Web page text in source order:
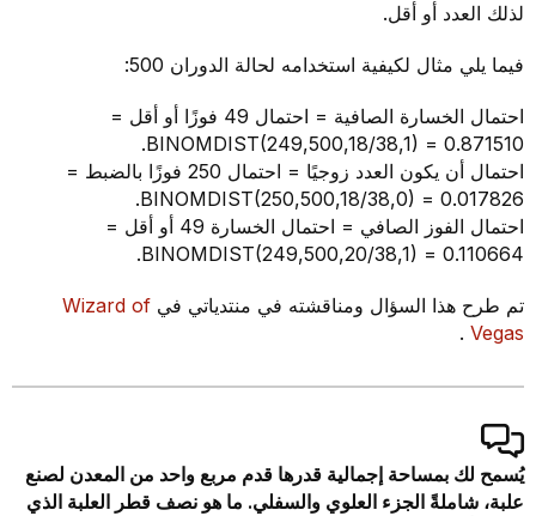
لذلك العدد أو أقل.
فيما يلي مثال لكيفية استخدامه لحالة الدوران 500:
احتمال الخسارة الصافية = احتمال 49 فوزًا أو أقل =
BINOMDIST(249,500,18/38,1) = 0.871510.
احتمال أن يكون العدد زوجيًا = احتمال 250 فوزًا بالضبط =
BINOMDIST(250,500,18/38,0) = 0.017826.
احتمال الفوز الصافي = احتمال الخسارة 49 أو أقل =
BINOMDIST(249,500,20/38,1) = 0.110664.
تم طرح هذا السؤال ومناقشته في منتدياتي في Wizard of
Vegas
.
يُسمح لك بمساحة إجمالية قدرها قدم مربع واحد من المعدن لصنع
علبة، شاملةً الجزء العلوي والسفلي. ما هو نصف قطر العلبة الذي